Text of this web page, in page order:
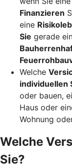
Finanzieren
eine
Sie gerade
Welche
individuellen
oder bauen,
Haus oder
Wohnung
Welche
Sie?